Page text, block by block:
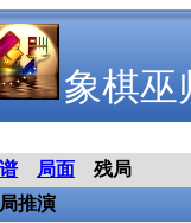
象棋巫
局面
残局
推演